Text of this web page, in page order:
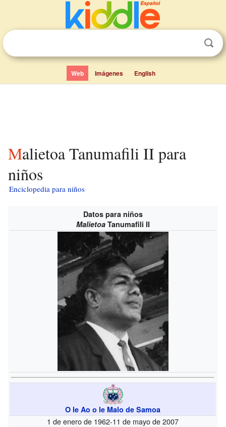
Web Imágenes English
Malietoa Tanumafili II para
niños
Enciclopedia para niños
Datos para niños
MalietoaTanumafili II
O le Ao o le Malo de Samoa
1 de enero de 1962-11 de mayo de 2007